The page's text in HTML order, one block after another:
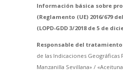
Información básica sobre
(Reglamento (UE) 2016/679
(LOPD-GDD 3/2018 de 5 de
Responsable del
de las Indicaciones Geográficas
Manzanilla Sevillana» /